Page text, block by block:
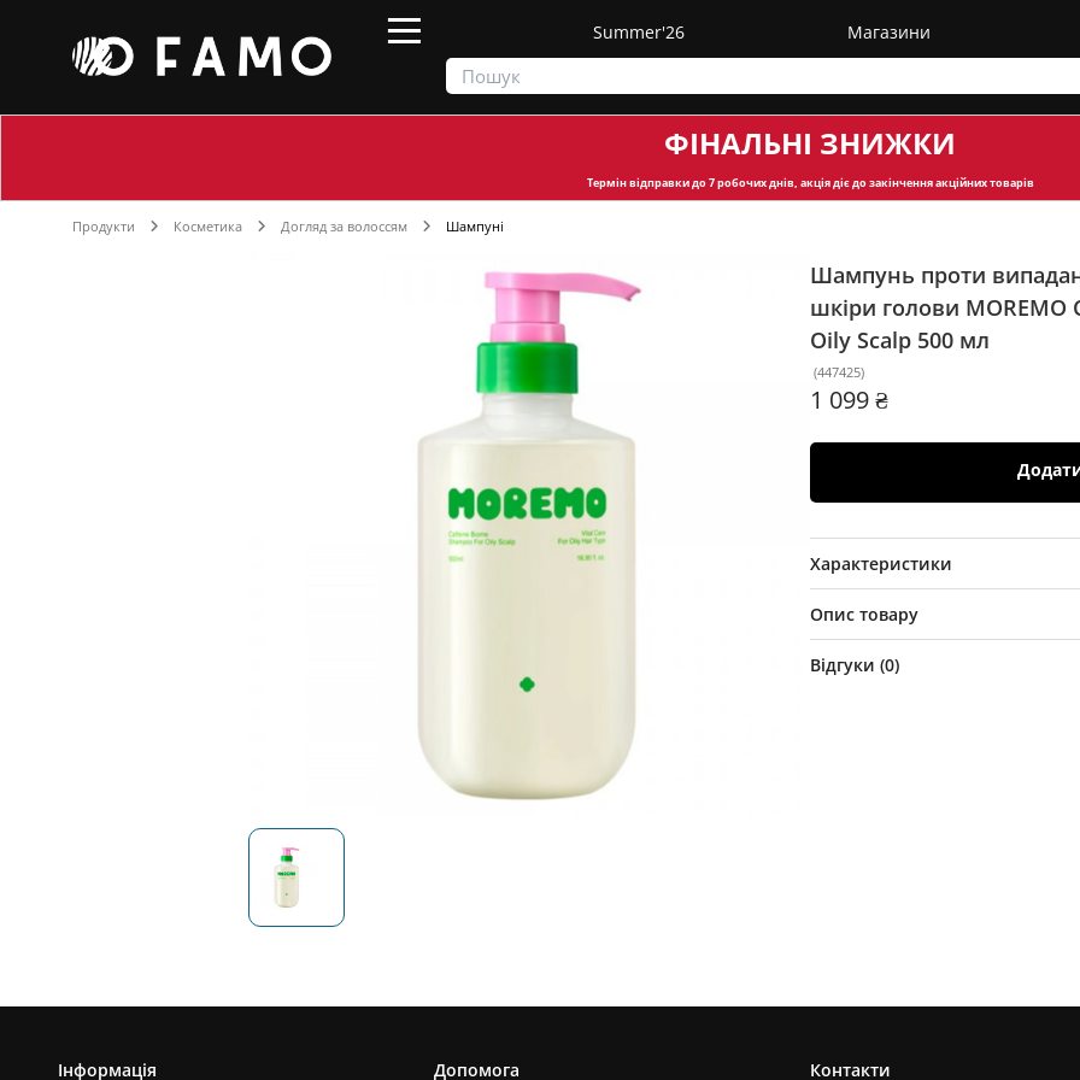
Summer'26 Магазини
ФІНАЛЬНІ ЗНИЖКИ
Термін відправкидо 7 робочих днів, акція діє до закінчення акційних товарів
Продукти Косметика Догляд за волоссям Шампуні
Шампунь проти
шкіри голови
Oily Scalp 500 мл
(447425)
1 099 ₴
Характеристики
Опис товару
Відгуки (0)
Інформація Допомога Контакти